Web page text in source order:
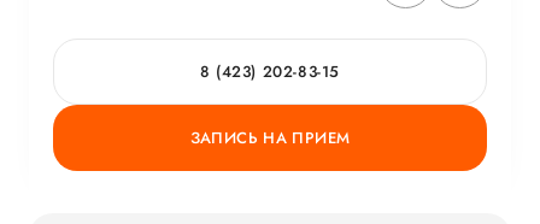
8 (423) 202-83-15
ЗАПИСЬ НА ПРИЕМ